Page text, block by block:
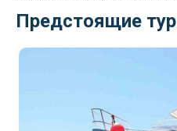
Предстоящие